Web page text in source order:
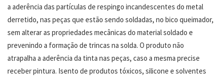
a aderência das partículas de respingo incandescentes do metal
derretido, nas peças que estão sendo soldadas, no bico queimador,
sem alterar as propriedades mecânicas do material soldado e
prevenindo a formação de trincas na solda. O produto não
atrapalha a aderência da tinta nas peças, caso a mesma precise
receber pintura. Isento de produtos tóxicos, silicone e solventes